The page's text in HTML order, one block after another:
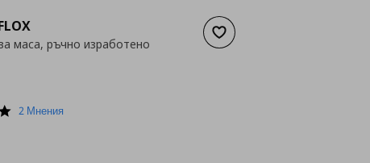
Добави към списъка с
маса, ръчно изработено
5.02 Мнения